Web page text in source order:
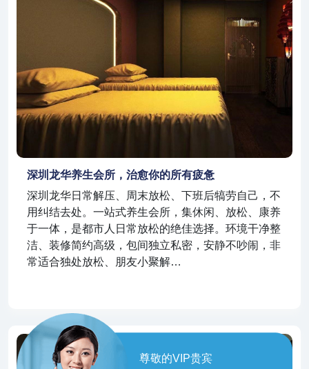
尊敬的VIP贵宾
深圳龙华养生会所，治愈你的所有疲惫
深圳龙华日常解压、周末放松、下班后犒劳自己，不
用纠结去处。一站式养生会所，集休闲、放松、康养
于一体，是都市人日常放松的绝佳选择。环境干净整
洁、装修简约高级，包间独立私密，安静不吵闹，非
常适合独处放松、朋友小聚解…